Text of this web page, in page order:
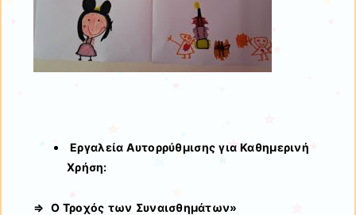
Εργαλεία Αυτορρύθμισης για Καθημερινή
Χρήση:
⇒ Ο Τροχός των Συναισθημάτων»